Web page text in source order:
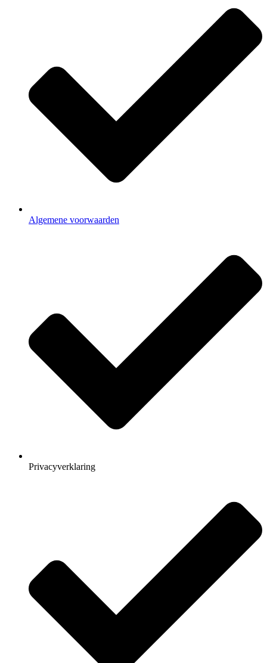
Algemene voorwaarden
Privacyverklaring